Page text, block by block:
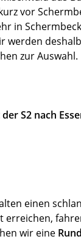
vor
in
werden
zur Auswahl.
S2 nach
einen
erreichen,
wir eine